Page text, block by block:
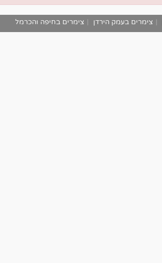
| צימרים בעמק הירדן | צימרים בחיפה והכרמל